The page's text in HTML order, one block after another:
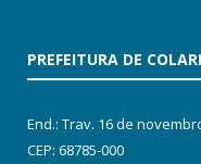
PREFEITURA DE
End.: Trav. 16 de
CEP: 68785-000